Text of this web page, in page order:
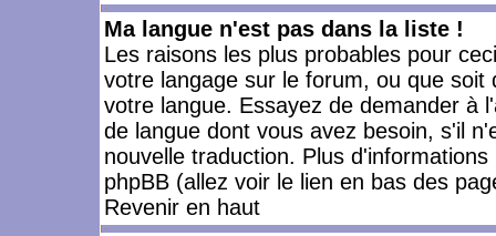
Ma langue n'est pas dans la liste !
Les raisons les plus probables pour
votre langage sur le forum, ou que
votre langue. Essayez de demander à
de langue dont vous avez besoin, s'il
nouvelle traduction. Plus
phpBB (allez voir le lien en bas des
Revenir en haut